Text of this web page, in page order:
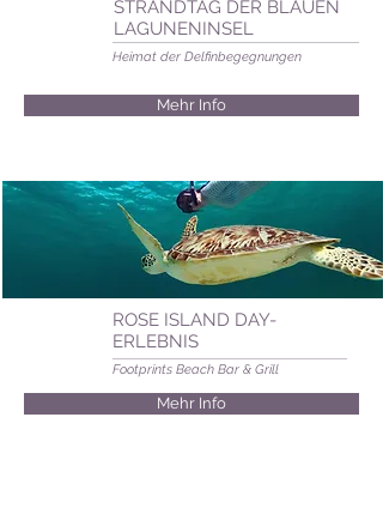
STRANDTAG DER BLAUEN
LAGUNENINSEL
Heimat der Delfinbegegnungen
Mehr Info
ROSE ISLAND DAY-
ERLEBNIS
Footprints Beach Bar & Grill
Mehr Info